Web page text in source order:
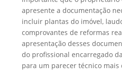
apresente a documentação
incluir plantas do imóvel,
comprovantes de reformas
apresentação desses
do profissional encarregado
para um parecer técnico mais